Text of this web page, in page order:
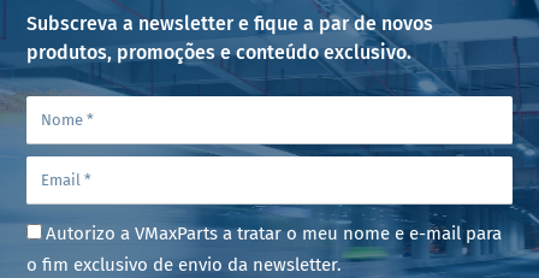
Subscreva a newsletter e fique a par de novos
produtos, promoções e conteúdo exclusivo.
Autorizo a VMaxParts a tratar o meu nome e e-mail para
o fim exclusivo de envio da newsletter.